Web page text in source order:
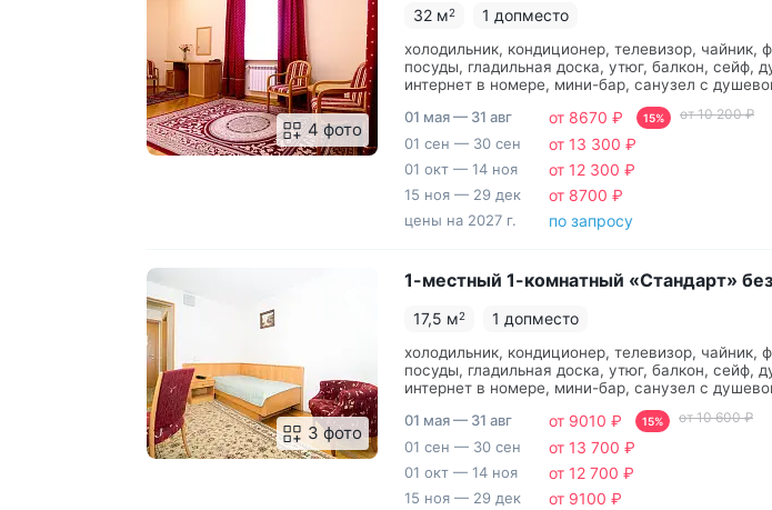
4 фото
32 м2 1 допместо
холодильник, кондиционер, телевизор, чайник,
посуды, гладильная доска, утюг, балкон, сейф,
интернет в номере, мини-бар, санузел с
принадлежности, халат, тапочки, двуспальная
прикроватные тумбочки, односпальная кровать,
торшер, утюг с гладильной доской, ванна,
01 мая — 31 авг
от 8670 ₽ 15% от 10 200 ₽
01 сен — 30 сен от 13 300 ₽
01 окт — 14 ноя от 12 300 ₽
15 ноя — 29 дек от 8700 ₽
цены на 2027 г. по запросу
3 фото
1-местный 1-комнатный «Стандарт»
17,5 м2 1 допместо
холодильник, кондиционер, телевизор, чайник,
посуды, гладильная доска, утюг, балкон, сейф,
интернет в номере, мини-бар, санузел с
принадлежности, халат, тапочки, двуспальная
прикроватные тумбочки, мягкая мебель, торшер,
доской, ванна, банные принадлежности
01 мая — 31 авг
от 9010 ₽ 15% от 10 600 ₽
01 сен — 30 сен от 13 700 ₽
01 окт — 14 ноя от 12 700 ₽
15 ноя — 29 дек от 9100 ₽